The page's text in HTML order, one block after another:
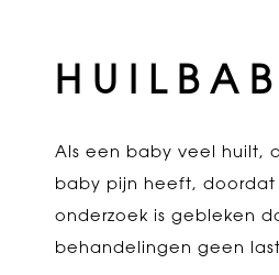
Als een baby veel huilt,
baby pijn heeft, doordat
onderzoek is gebleken
behandelingen geen